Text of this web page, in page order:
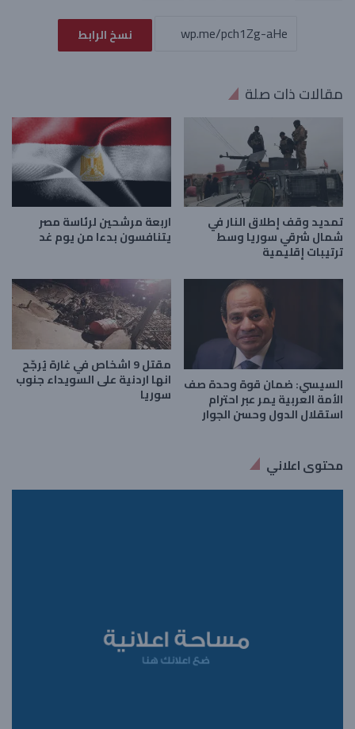
نسخ الرابط
مقالات ذات صلة
تمديد وقف إطلاق النار في
شمال شرقي سوريا وسط
ترتيبات إقليمية
اربعة مرشحين لرئاسة مصر
يتنافسون بدءا من يوم غد
السيسي: ضمان قوة وحدة صف
الأمة العربية يمر عبر احترام
استقلال الدول وحسن الجوار
مقتل 9 اشخاص في غارة يُرجّح
انها اردنية على السويداء جنوب
سوريا
محتوى اعلاني